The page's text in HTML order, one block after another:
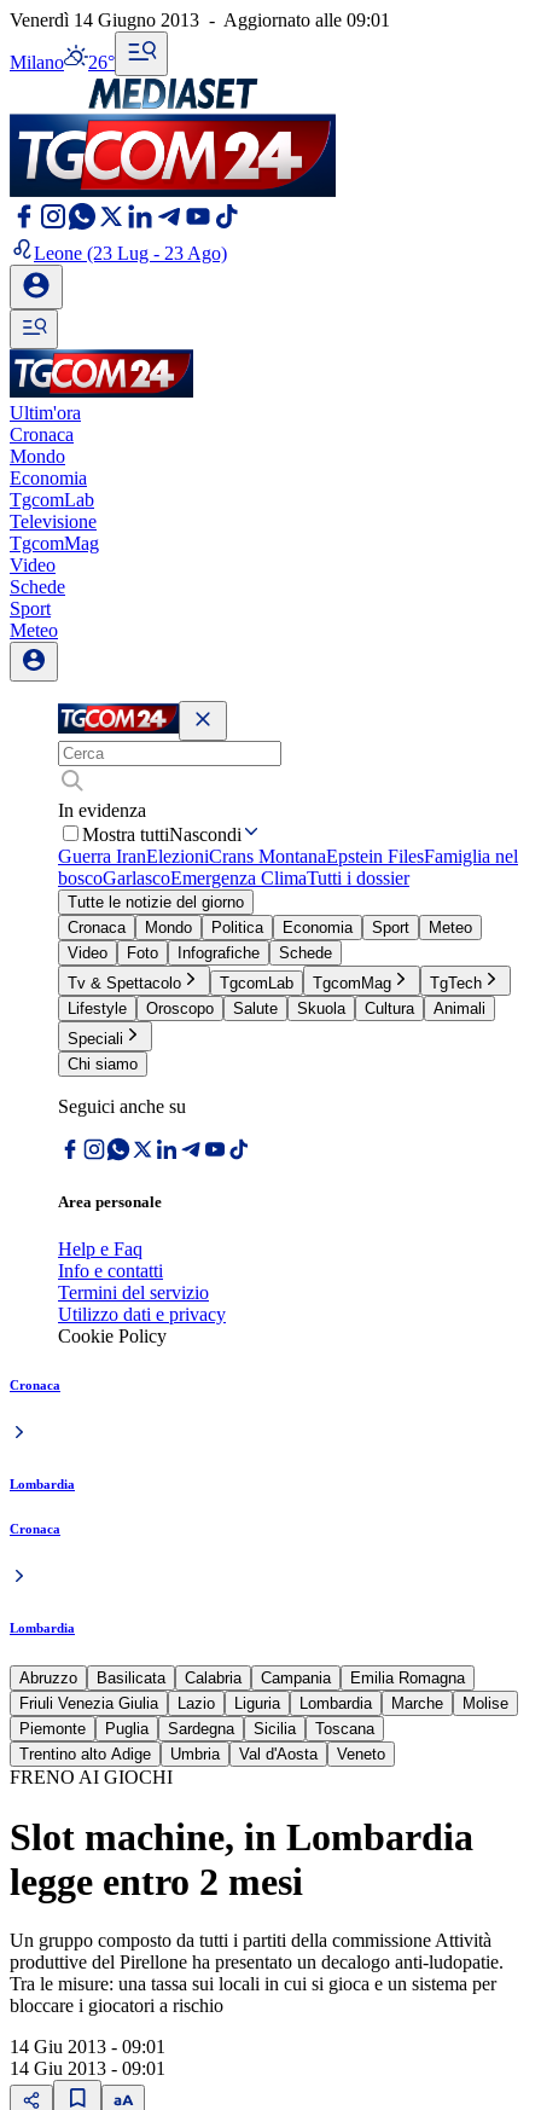
Venerdì 14 Giugno 2013 - Aggiornato alle 09:01
Milano 26°
Leone (23 Lug - 23 Ago)
Ultim'ora
Cronaca
Mondo
Economia
TgcomLab
Televisione
TgcomMag
Video
Schede
Sport
Meteo
In evidenza
Mostra tuttiNascondi
Guerra IranElezioniCrans MontanaEpstein FilesFamiglia nel
boscoGarlascoEmergenza ClimaTutti i dossier
Tutte le notizie del giorno
Cronaca
Mondo Politica Economia Sport
Meteo
Video
Foto Infografiche
Schede
Tv & Spettacolo
TgcomLab TgcomMag
TgTech
Lifestyle
Oroscopo Salute Skuola Cultura
Animali
Speciali
Chi siamo
Seguici anche su
Area personale
Help e Faq
Info e contatti
Termini del servizio
Utilizzo dati e privacy
Cookie Policy
Cronaca
Lombardia
Cronaca
Lombardia
Abruzzo Basilicata Calabria Campania
Emilia Romagna
Friuli Venezia Giulia
Lazio Liguria Lombardia Marche
Molise
Piemonte
Puglia Sardegna Sicilia
Toscana
Trentino alto Adige
Umbria Val d'Aosta Veneto
FRENO AI GIOCHI
Slot machine, in Lombardia
legge entro 2 mesi
Un gruppo composto da tutti i partiti della commissione Attività
produttive del Pirellone ha presentato un decalogo anti-ludopatie.
Tra le misure: una tassa sui locali in cui si gioca e un sistema per
bloccare i giocatori a rischio
14 Giu 2013 - 09:01
14 Giu 2013 - 09:01